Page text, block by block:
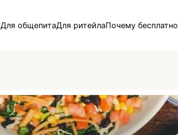
Для общепитаДля ритейлаПочему бесплатно